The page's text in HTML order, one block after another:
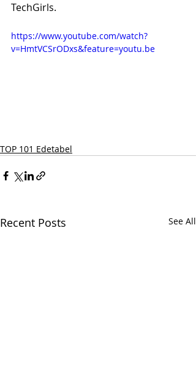
TechGirls.
https://www.youtube.com/watch?
v=HmtVCSrODxs&feature=youtu.be
TOP 101 Edetabel
Recent Posts See All